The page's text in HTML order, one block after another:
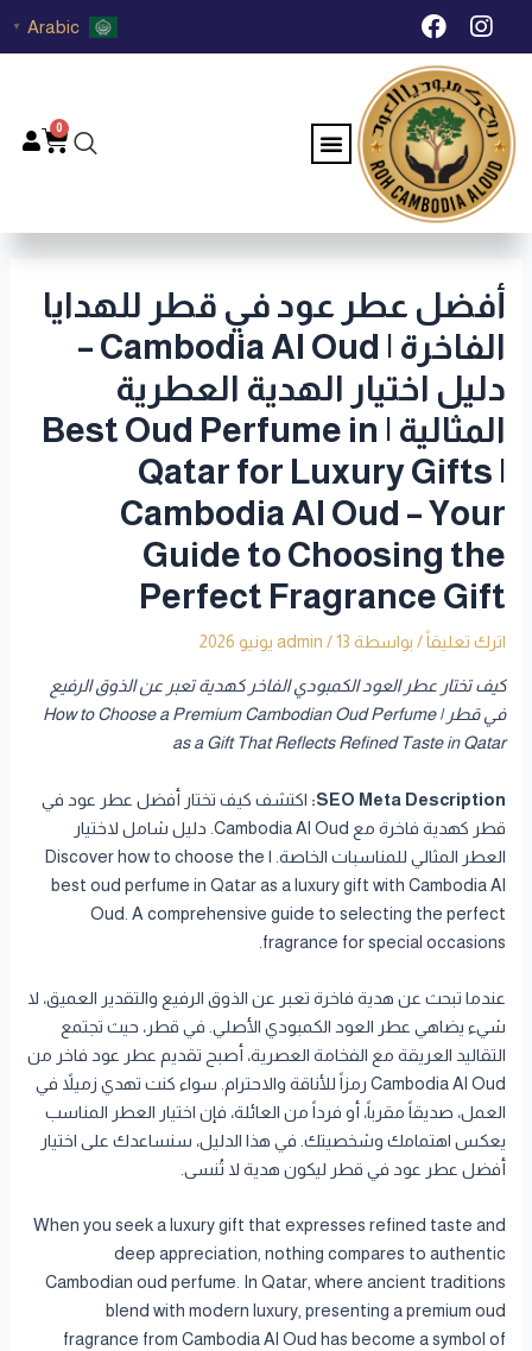
تخطي I
n
s
t
a
g
r
a
m
F
a
c
e
b
o
o
k
Arabic
▼
Menu
0
أفضل عطر عود في قطر للهدايا
الفاخرة | Cambodia Al Oud –
دليل اختيار الهدية العطرية
المثالية | Best Oud Perfume in
Qatar for Luxury Gifts |
Cambodia Al Oud – Your
Guide to Choosing the
Perfect Fragrance Gift
اترك تعليقاً / بواسطة admin /13 يونيو 2026
كيف تختار عطر العود الكمبودي الفاخر كهدية تعبر عن الذوق الرفيع
في قطر | How to Choose a Premium Cambodian Oud Perfume
as a Gift That Reflects Refined Taste in Qatar
SEO Meta Description: اكتشف كيف تختار أفضل عطر عود في
قطر كهدية فاخرة مع Cambodia Al Oud. دليل شامل لاختيار
العطر المثالي للمناسبات الخاصة. | Discover how to choose the
best oud perfume in Qatar as a luxury gift with Cambodia Al
Oud. A comprehensive guide to selecting the perfect
fragrance for special occasions.
عندما تبحث عن هدية فاخرة تعبر عن الذوق الرفيع والتقدير العميق، لا
شيء يضاهي عطر العود الكمبودي الأصلي. في قطر، حيث تجتمع
التقاليد العريقة مع الفخامة العصرية، أصبح تقديم عطر عود فاخر من
Cambodia Al Oud رمزاً للأناقة والاحترام. سواء كنت تهدي زميلاً في
العمل، صديقاً مقرباً، أو فرداً من العائلة، فإن اختيار العطر المناسب
يعكس اهتمامك وشخصيتك. في هذا الدليل، سنساعدك على اختيار
أفضل عطر عود في قطر ليكون هدية لا تُنسى.
When you seek a luxury gift that expresses refined taste and
deep appreciation, nothing compares to authentic
Cambodian oud perfume. In Qatar, where ancient traditions
blend with modern luxury, presenting a premium oud
fragrance from Cambodia Al Oud has become a symbol of
Post
navigation